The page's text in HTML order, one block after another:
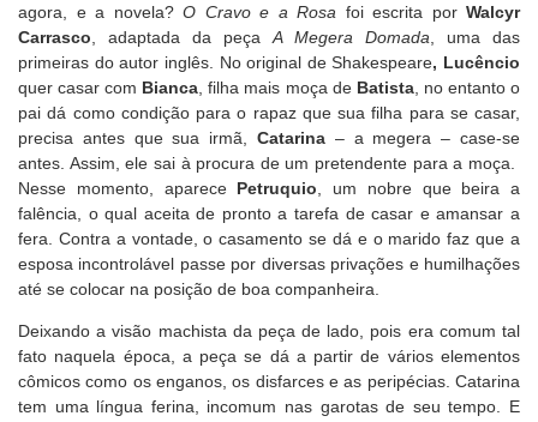
agora, e a novela?O Cravo e a Rosa foi escrita por Walcyr
Carrasco , adaptada da peça A Megera Domada , uma das
primeiras do autor inglês. No original de Shakespeare, Lucêncio
quer casar com Bianca , filha mais moça de Batista, no entanto o
pai dá como condição para o rapaz que sua filha para se casar,
precisa antes que sua irmã, Catarina – a megera – case-se
antes. Assim, ele sai à procura de um pretendente para a moça.
Nesse momento, aparece Petruquio , um nobre que beira a
falência, o qual aceita de pronto a tarefa de casar e amansar a
fera. Contra a vontade, o casamento se dá e o marido faz que a
esposa incontrolável passe por diversas privações e humilhações
até se colocar na posição de boa companheira.
Deixando a visão machista da peça de lado, pois era comum tal
fato naquela época, a peça se dá a partir de vários elementos
cômicos como os enganos, os disfarces e as peripécias. Catarina
tem uma língua ferina, incomum nas garotas de seu tempo. E